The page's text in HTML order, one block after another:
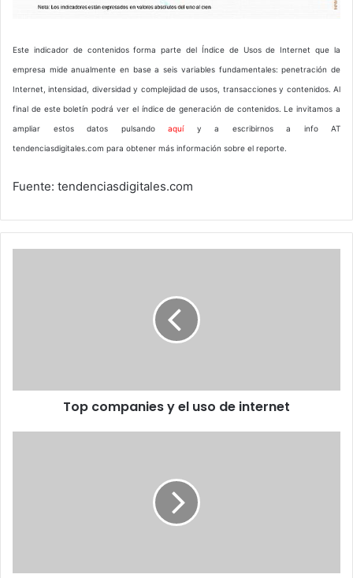
Este indicador de contenidos forma parte del Índice de Usos de Internet que la
empresa mide anualmente en base a seis variables fundamentales: penetración de
Internet, intensidad, diversidad y complejidad de usos, transacciones y contenidos. Al
final de este boletín podrá ver el índice de generación de contenidos. Le invitamos a
ampliar estos datos pulsando aquíy a escribirnos a info AT
tendenciasdigitales.com para obtener más información sobre el reporte.
Fuente: tendenciasdigitales.com
Top companies y el uso de internet
trimestre